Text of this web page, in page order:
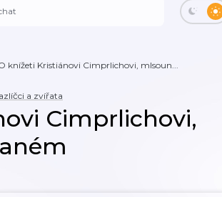
knížeti Kristiánovi Cimprlichovi, mlsoun...
a zvířata
Cimprlichovi,